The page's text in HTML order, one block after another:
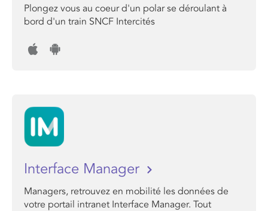
Plongez vous au coeur d'un polar se déroulant à
bord d'un train SNCF Intercités
Interface Manager
Managers, retrouvez en mobilité les données de
votre portail intranet Interface Manager. Tout